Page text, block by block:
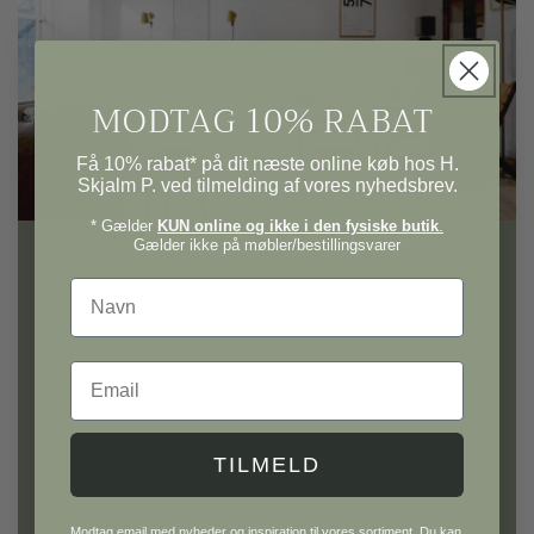
H. Skjalm P.
Gå på opdagelse i vores univers af møbler og
interiør til hele hjemmet.
Hos H. Skjalm P. finder du alt fra knager, lamper
og lampeskærme til metervarer, plakater og
inspirerende bøger. Udforsk også vores GOTS
MODTAG 10% RABAT
Få 10% rabat* på dit næste online køb hos H.
Skjalm P. ved tilmelding af vores nyhedsbrev.
* Gælder KUN online og ikke i den fysiske butik
Gælder ikke på møbler/bestillingsvarer
Navn
Email
TILMELD
Modtag email med nyheder og inspiration til vores sortiment. Du kan